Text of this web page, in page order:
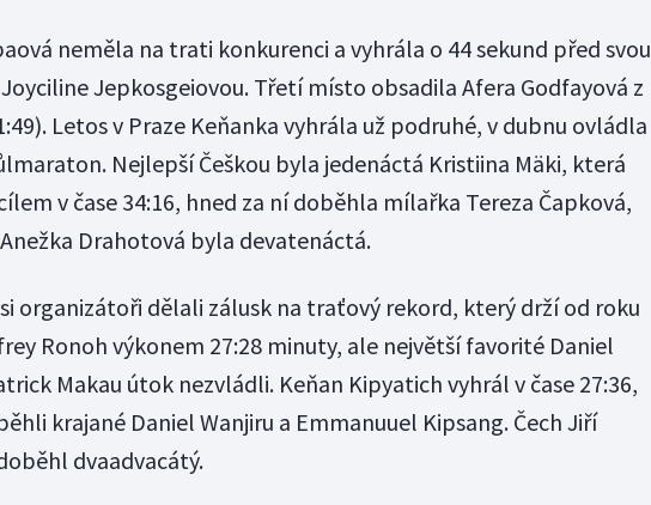
neměla na trati konkurenci a vyhrála o 44 sekund před svou
Jepkosgeiovou. Třetí místo obsadila Afera Godfayová z
Letos v Praze Keňanka vyhrála už podruhé, v dubnu ovládla
Nejlepší Češkou byla jedenáctá Kristiina Mäki, která
v čase 34:16, hned za ní doběhla mílařka Tereza Čapková,
Drahotová byla devatenáctá.
organizátoři dělali zálusk na traťový rekord, který drží od roku
Ronoh výkonem 27:28 minuty, ale největší favorité Daniel
Makau útok nezvládli. Keňan Kipyatich vyhrál v čase 27:36,
krajané Daniel Wanjiru a Emmanuuel Kipsang. Čech Jiří
dvaadvacátý.